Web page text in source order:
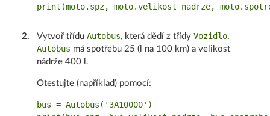
2. Vytvoř tříduAutobus, která dědí z třídyVozidlo.
Autobus má spotřebu 25 (l na 100 km) a velikost
nádrže 400 l.
Otestujte (například) pomocí:
bus = Autobus('3A10000')